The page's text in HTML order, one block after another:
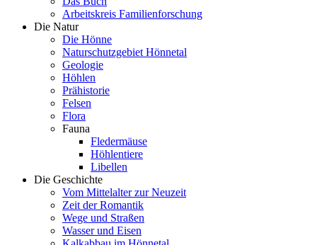
Arbeitskreis Familienforschung
Die Natur
Die Hönne
Naturschutzgebiet Hönnetal
Geologie
Höhlen
Prähistorie
Felsen
Flora
Fauna
Fledermäuse
Höhlentiere
Libellen
Die Geschichte
Vom Mittelalter zur Neuzeit
Zeit der Romantik
Wege und Straßen
Wasser und Eisen